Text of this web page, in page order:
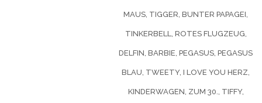
MAUS, TIGGER, BUNTER PAPAGEI,
TINKERBELL, ROTES FLUGZEUG,
DELFIN, BARBIE, PEGASUS, PEGASUS
BLAU, TWEETY, I LOVE YOU HERZ,
KINDERWAGEN, ZUM 30., TIFFY,